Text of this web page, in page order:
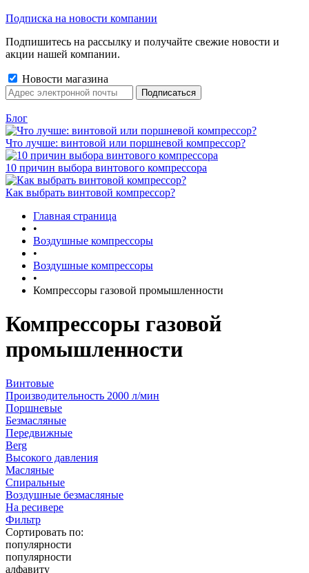
Подписка на новости компании
Подпишитесь на рассылку и получайте свежие новости и
акции нашей компании.
Новости магазина
Блог
Что лучше: винтовой или поршневой компрессор?
10 причин выбора винтового компрессора
Как выбрать винтовой компрессор?
Главная страница
•
Воздушные компрессоры
•
Воздушные компрессоры
•
Компрессоры газовой промышленности
Компрессоры газовой
промышленности
Винтовые
Производительность 2000 л/мин
Поршневые
Безмасляные
Передвижные
Berg
Высокого давления
Масляные
Спиральные
Воздушные безмасляные
На ресивере
Фильтр
Сортировать по:
популярности
популярности
алфавиту